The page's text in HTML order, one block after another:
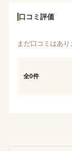
口コミ評価
まだ口コミはあ
全0件